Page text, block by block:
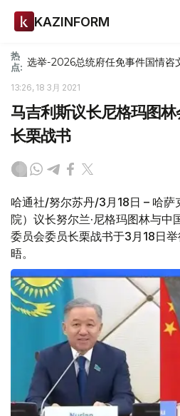
KAZINFORM
热
点: 选举-2026总统府任免事件国情咨
13:26, 18 3月 2021
马吉利斯议长尼格玛图
长栗战书
哈通社/努尔苏丹/3月18日 – 哈
院）议长努尔兰·尼格玛图林与中
委员会委员长栗战书于3月18日
晤。